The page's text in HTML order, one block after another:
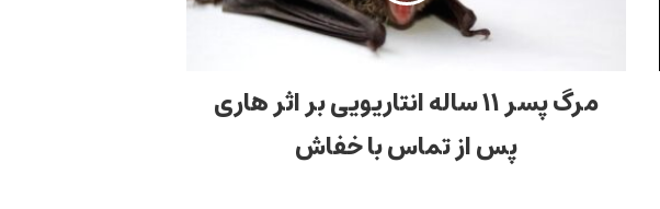
مرگ پسر ۱۱ ساله انتاریویی بر اثر هاری
پس از تماس با خفاش